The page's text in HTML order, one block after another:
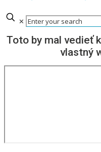
✕
Toto by mal vedieť
vlastný